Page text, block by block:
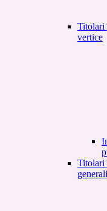
Titolari
vertice
Titolari